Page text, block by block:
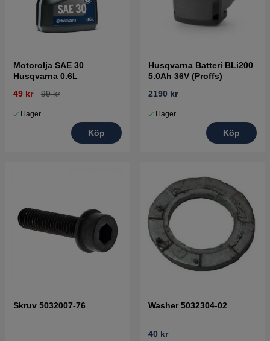
Motorolja SAE 30
Husqvarna 0.6L
49 kr
99 kr
I lager
Köp
Husqvarna Batteri BLi200
5.0Ah 36V (Proffs)
2190 kr
I lager
Köp
Skruv 5032007-76 Washer 5032304-02
40 kr